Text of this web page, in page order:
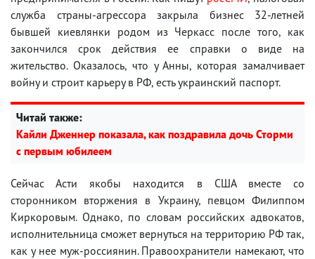
служба страны-агрессора закрыла бизнес 32-летней
бывшей киевлянки родом из Черкасс после того, как
закончился срок действия ее справки о виде на
жительство. Оказалось, что у Анны, которая замалчивает
войну и строит карьеру в РФ, есть украинский паспорт.
Читай также:
Кайли Дженнер показала, как поздравила дочь Сторми
с первым юбилеем
Сейчас Асти якобы находится в США вместе со
сторонником вторжения в Украину, певцом Филиппом
Киркоровым. Однако, по словам российских адвокатов,
исполнительница сможет вернуться на территорию РФ так,
как у нее муж-россиянин. Правоохранители намекают, что